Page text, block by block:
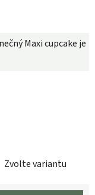
Maxi cupcake je
Zvolte variantu